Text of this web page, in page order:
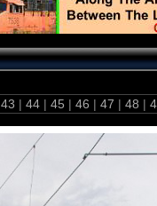
43 | 44 | 45 | 46 | 47 | 48 |